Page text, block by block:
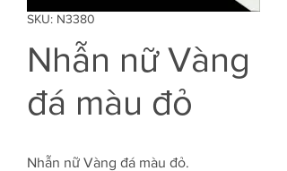
SKU: N3380
Nhẫn nữ Vàng
đá màu đỏ
Nhẫn nữ Vàng đá màu đỏ.